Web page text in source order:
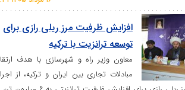
افزایش ظرفیت مرز ریلی رازی برای
توسعه ترانزیت با ترکیه
معاون وزیر راه و شهرسازی با هدف ارتقای
مبادلات تجاری بین ایران و ترکیه، از اجرای